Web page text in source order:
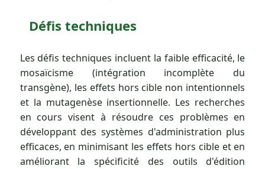
Défis techniques
Les défis techniques incluent la faible efficacité, le
mosaïcisme (intégration incomplète du
transgène), les effets hors cible non intentionnels
et la mutagenèse insertionnelle. Les recherches
en cours visent à résoudre ces problèmes en
développant des systèmes d'administration plus
efficaces, en minimisant les effets hors cible et en
améliorant la spécificité des outils d'édition